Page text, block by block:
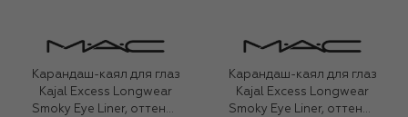
Карандаш-каял для глаз
Kajal Excess Longwear
Smoky Eye Liner, оттенок
Карандаш-каял для глаз
Kajal Excess Longwear
Smoky Eye Liner, оттенок